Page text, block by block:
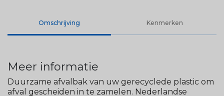
Omschrijving Kenmerken
Meer informatie
Duurzame afvalbak van uw gerecyclede plastic om
afval gescheiden in te zamelen. Nederlandse